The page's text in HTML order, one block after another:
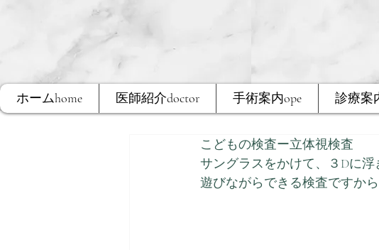
ホームhome 医師紹介doctor 手術案内ope 診療案
こどもの検査ー立体視検査
サングラスをかけて、３Dに
遊びながらできる検査ですか